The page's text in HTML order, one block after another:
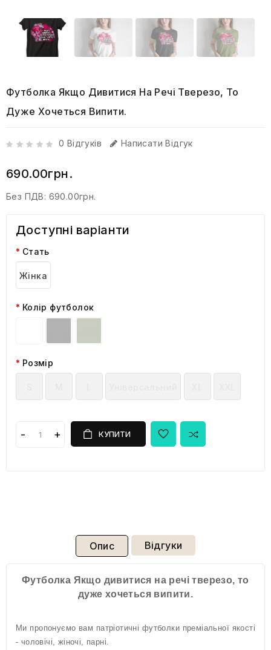
Футболка Якщо Дивитися На Речі Тверезо, То
Дуже Хочеться Випити.
0 Відгуків Написати Відгук
690.00грн.
Без ПДВ: 690.00грн.
Доступні варіанти
Стать
Жінка
Колір футболок
Розмір
КУПИТИ
Опис Відгуки
Футболка Якщо дивитися на речі тверезо, то
дуже хочеться випити.
Ми пропонуємо вам патріотичні футболки преміальної якості
- чоловічі, жіночі, парні.